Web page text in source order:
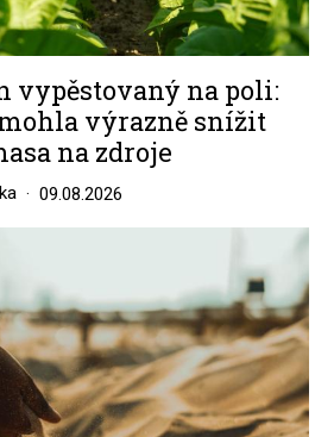
vypěstovaný na poli:
výrazně snížit
na zdroje
09.08.2026